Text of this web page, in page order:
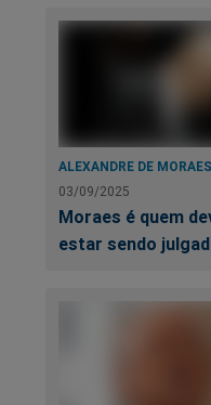
ALEXANDRE DE MORAES
03/09/2025
Moraes é quem
estar sendo